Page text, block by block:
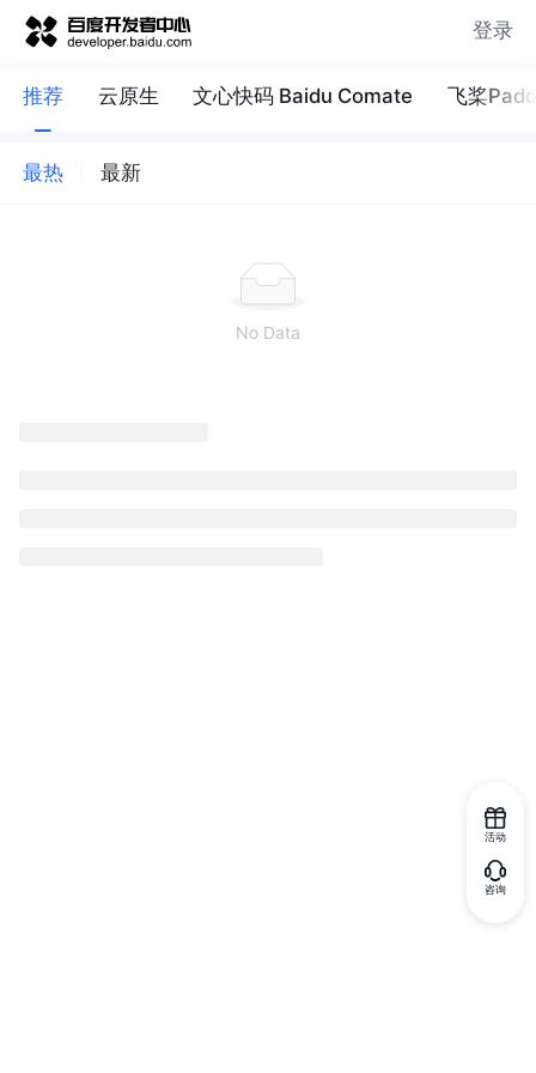
登录
推荐 云原生 文心快码 Baidu Comate 飞桨
最热 最新
No Data
活动
咨询